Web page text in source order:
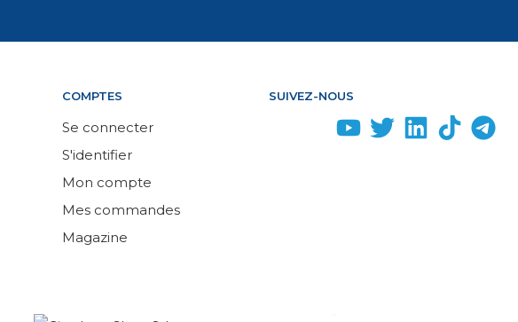
COMPTES
Se connecter
S'identifier
Mon compte
Mes commandes
Magazine
SUIVEZ-NOUS